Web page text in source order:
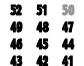
52
51
50
49
48
47
46
45
44
43
42
41